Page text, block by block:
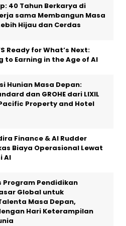
40 Tahun Berkarya di
sama Membangun Masa
Hijau dan Cerdas
Ready for What’s Next:
to Earning in the Age of AI
Hunian Masa Depan:
dan GROHE dari LIXIL
Property and Hotel
Finance & AI Rudder
Biaya Operasional Lewat
AI
Program Pendidikan
Global untuk
Masa Depan,
Hari Keterampilan